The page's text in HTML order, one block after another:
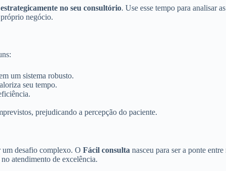
no seu consultório. Use esse tempo para analisar
negócio.
um sistema robusto.
seu tempo.
prejudicando a percepção do paciente.
um desafio complexo. O Fácil consulta nasceu para ser a ponte
atendimento de excelência.